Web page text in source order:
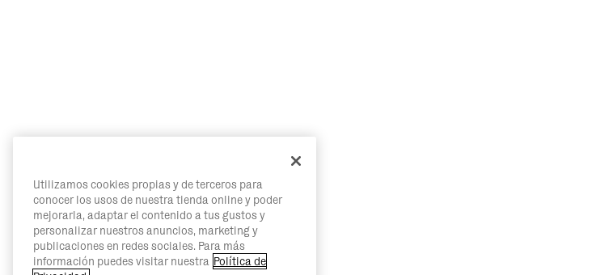
Utilizamos cookies propias y de terceros para
conocer los usos de nuestra tienda online y poder
mejorarla, adaptar el contenido a tus gustos y
personalizar nuestros anuncios, marketing y
publicaciones en redes sociales. Para más
información puedes visitar nuestra Política de